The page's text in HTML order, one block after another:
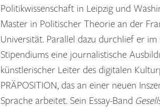
Politikwissenschaft in Leipzig und
Master in Politischer Theorie an der
Universität. Parallel dazu durchlief er im
Stipendiums eine journalistische
künstlerischer Leiter des digitalen
PRÄPOSITION, das an einer neuen
Sprache arbeitet. Sein Essay-Band